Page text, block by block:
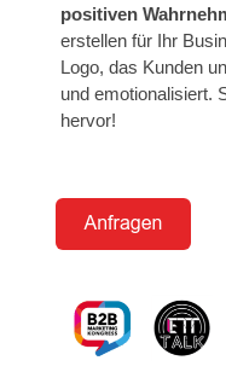
positiven
erstellen für Ihr
Logo, das Kunden
und emotionalisiert.
hervor!